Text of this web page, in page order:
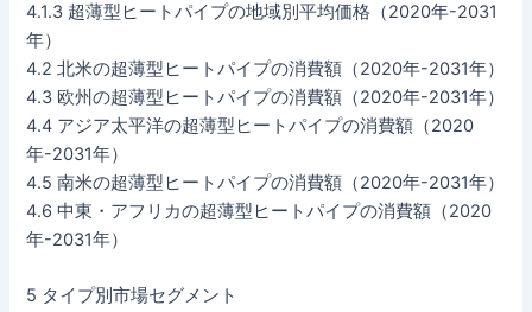
4.1.3 超薄型ヒートパイプの地域別平均価格（2020年-2031
年）
4.2 北米の超薄型ヒートパイプの消費額（2020年-2031年）
4.3 欧州の超薄型ヒートパイプの消費額（2020年-2031年）
4.4 アジア太平洋の超薄型ヒートパイプの消費額（2020
年-2031年）
4.5 南米の超薄型ヒートパイプの消費額（2020年-2031年）
4.6 中東・アフリカの超薄型ヒートパイプの消費額（2020
年-2031年）
5 タイプ別市場セグメント